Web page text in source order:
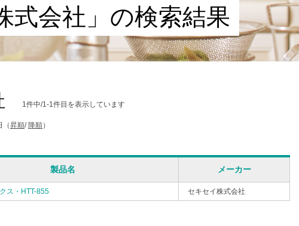
式会社」の検索結果
1件中/1-1件目を表示しています
（昇順/ 降順）
製品名 メーカー
ス・HTT-855 セキセイ株式会社